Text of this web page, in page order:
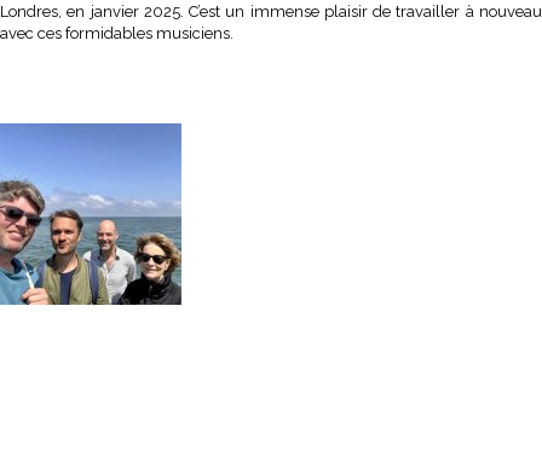
Londres, en janvier 2025. C’est un immense plaisir de travailler à nouveau
avec ces formidables musiciens.